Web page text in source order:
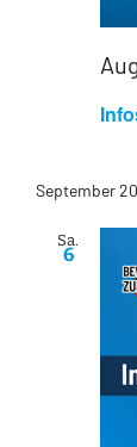
September
Sa.
6